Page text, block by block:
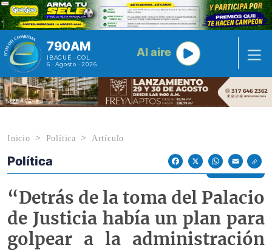
Pasar al contenido principal
790AM
IBAGUÉ - COL
6 · Agosto · 2026
Al aire
Inicio Política Artículo
Econoticias y Eventos
Política
FacebookX WhatsAppEmail
“Detrás de la toma del Palacio
de Justicia había un plan para
golpear a la administración